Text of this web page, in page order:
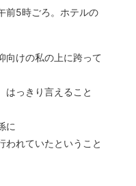
前5時ごろ。ホテルの
向けの私の上に跨って
はっきり言えること
に
われていたということ